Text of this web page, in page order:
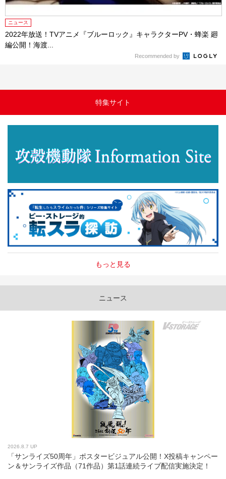
ニュース
2022年放送！TVアニメ『ブルーロック』キャラクターPV・蜂楽 廻
編公開！海渡...
Recommended by
特集サイト
もっと見る
ニュース
2026.8.7 UP
「サンライズ50周年」ポスタービジュアル公開！X投稿キャンペー
ン＆サンライズ作品（71作品）第1話連続ライブ配信実施決定！